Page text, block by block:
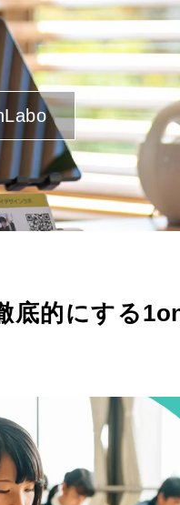
底的にする